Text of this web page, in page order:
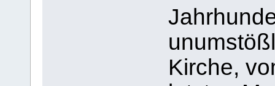
Kirche,